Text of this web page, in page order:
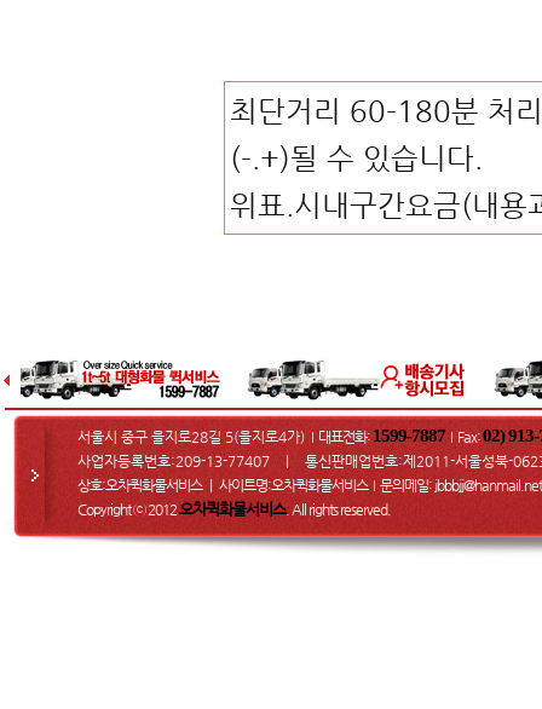
최단거리 60-180분 처
(-.+)될 수 있습니다.
위표.시내구간요금(내용
서울시 중구 을지로28길 5(을지로4가) I 대표전화: 1599-7887 I Fax:02)
사업자등록번호:209-13-77407 ㅣ 통신판매업번호:제2011-서울성북-
상호:오차퀵화물서비스 ㅣ 사이트명:오차퀵화물서비스 I 문의메일: jbbbjj@hanmail.net
Copyright ⓒ 2012오차퀵화물서비스. All rights reserved.